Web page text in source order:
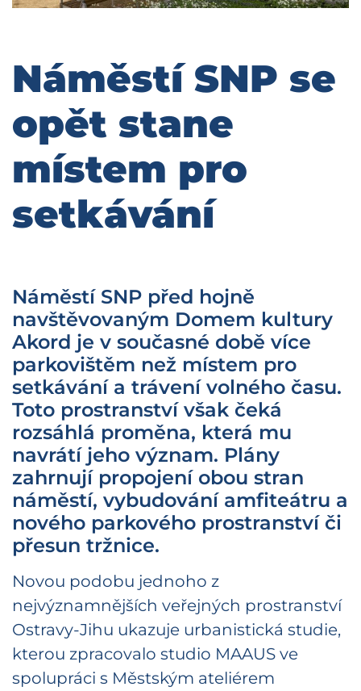
Náměstí SNP se
opět stane
místem pro
setkávání
Náměstí SNP před hojně
navštěvovaným Domem kultury
Akord je v současné době více
parkovištěm než místem pro
setkávání a trávení volného času.
Toto prostranství však čeká
rozsáhlá proměna, která mu
navrátí jeho význam. Plány
zahrnují propojení obou stran
náměstí, vybudování amfiteátru a
nového parkového prostranství či
přesun tržnice.
Novou podobu jednoho z
nejvýznamnějších veřejných prostranství
Ostravy-Jihu ukazuje urbanistická studie,
kterou zpracovalo studio MAAUS ve
spolupráci s Městským ateliérem